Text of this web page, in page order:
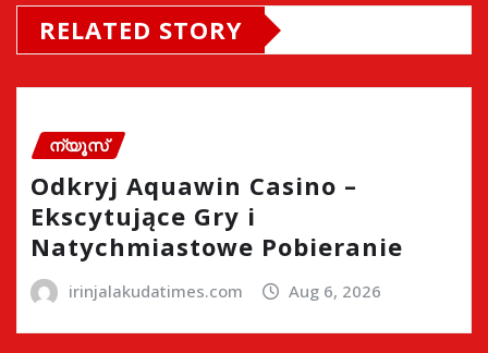
RELATED STORY
ന്യൂസ്
Odkryj Aquawin Casino –
Ekscytujące Gry i
Natychmiastowe Pobieranie
irinjalakudatimes.com Aug 6, 2026